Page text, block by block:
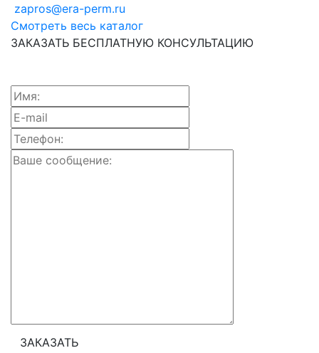
zapros@era-perm.ru
Смотреть весь каталог
ЗАКАЗАТЬ БЕСПЛАТНУЮ КОНСУЛЬТАЦИЮ